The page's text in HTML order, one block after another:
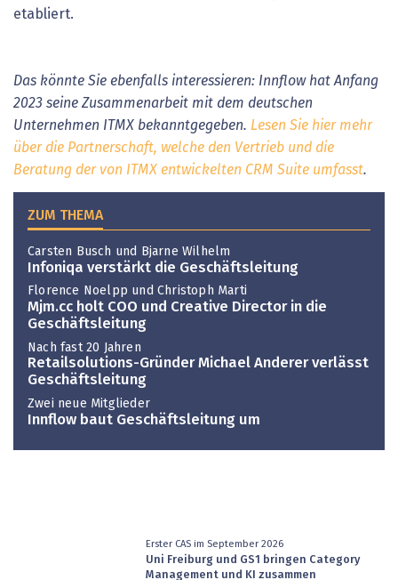
etabliert.
Das könnte Sie ebenfalls interessieren: Innflow hat Anfang
2023 seine Zusammenarbeit mit dem deutschen
Unternehmen ITMX bekanntgegeben. Lesen Sie hier mehr
über die Partnerschaft, welche den Vertrieb und die
Beratung der von ITMX entwickelten CRM Suite umfasst.
ZUM THEMA
Carsten Busch und Bjarne Wilhelm
Infoniqa verstärkt die Geschäftsleitung
Florence Noelpp und Christoph Marti
Mjm.cc holt COO und Creative Director in die
Geschäftsleitung
Nach fast 20 Jahren
Retailsolutions-Gründer Michael Anderer verlässt
Geschäftsleitung
Zwei neue Mitglieder
Innflow baut Geschäftsleitung um
Erster CAS im September 2026
Uni Freiburg und GS1 bringen Category
Management und KI zusammen